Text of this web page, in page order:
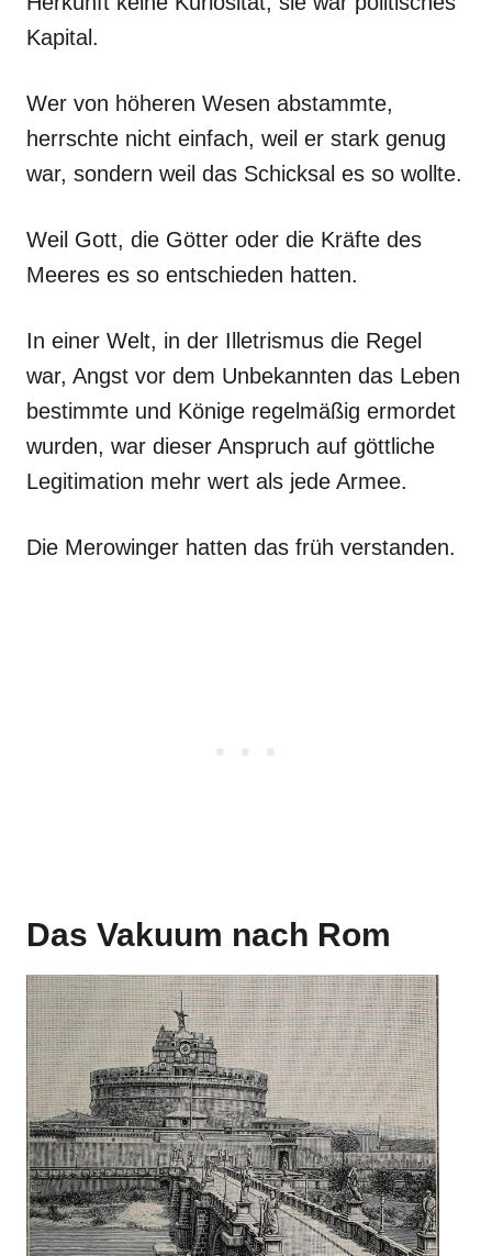
Kapital.
Wer von höheren Wesen abstammte,
herrschte nicht einfach, weil er stark genug
war, sondern weil das Schicksal es so wollte.
Weil Gott, die Götter oder die Kräfte des
Meeres es so entschieden hatten.
In einer Welt, in der Illetrismus die Regel
war, Angst vor dem Unbekannten das Leben
bestimmte und Könige regelmäßig ermordet
wurden, war dieser Anspruch auf göttliche
Legitimation mehr wert als jede Armee.
Die Merowinger hatten das früh verstanden.
Das Vakuum nach Rom